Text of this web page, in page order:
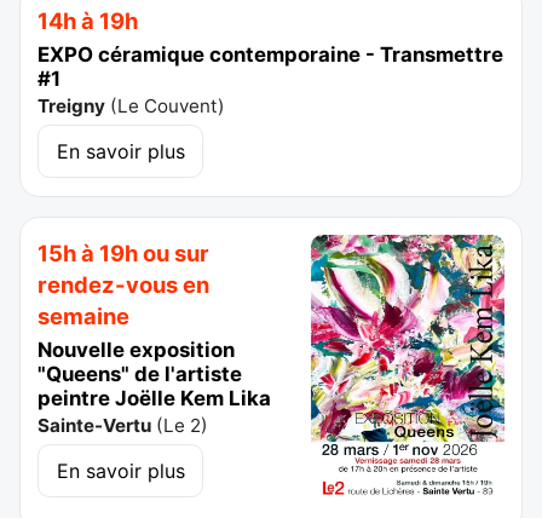
14h à 19h
EXPO céramique contemporaine - Transmettre
#1
Treigny (Le Couvent)
En savoir plus
15h à 19h ou sur
rendez-vous en
semaine
Nouvelle exposition
"Queens" de l'artiste
peintre Joëlle Kem Lika
Sainte-Vertu (Le 2)
En savoir plus